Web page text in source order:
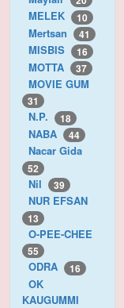
MELEK 10
Mertsan 41
MISBIS 16
MOTTA 37
MOVIE GUM
31
N.P. 18
NABA 44
Nacar Gida
52
Nil 39
NUR EFSAN
13
O-PEE-CHEE
55
ODRA 16
OK
KAUGUMMI